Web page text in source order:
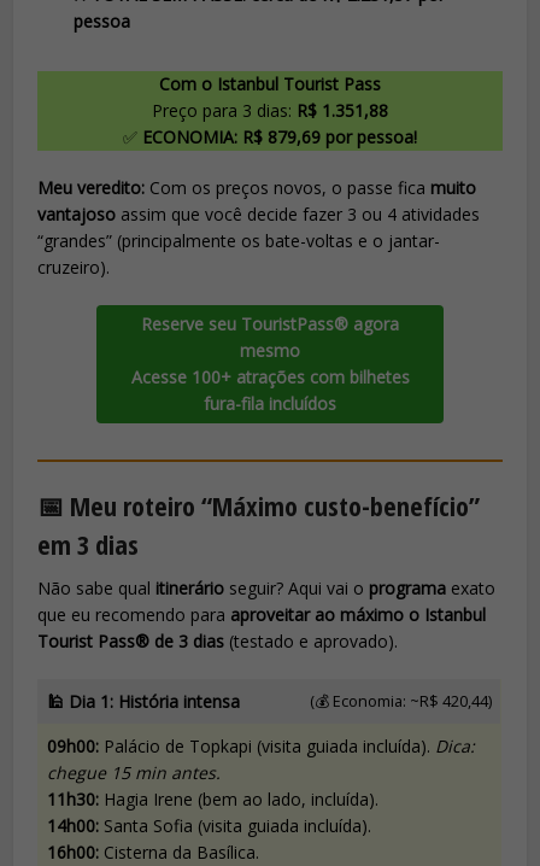
pessoa
Com o Istanbul Tourist Pass
Preço para 3 dias: R$ 1.351,88
✅ ECONOMIA: R$ 879,69 por pessoa!
Meu veredito: Com os preços novos, o passe fica muito
vantajoso assim que você decide fazer 3 ou 4 atividades
“grandes” (principalmente os bate-voltas e o jantar-
cruzeiro).
Reserve seu TouristPass® agora
mesmo
Acesse 100+ atrações com bilhetes
fura-fila incluídos
📅 Meu roteiro “Máximo custo-benefício”
em 3 dias
Não sabe qual itinerário seguir? Aqui vai o programa exato
que eu recomendo para aproveitar ao máximo o Istanbul
Tourist Pass® de 3 dias (testado e aprovado).
🕌 Dia 1: História intensa (💰 Economia: ~R$ 420,44)
09h00: Palácio de Topkapi (visita guiada incluída). Dica:
chegue 15 min antes.
11h30: Hagia Irene (bem ao lado, incluída).
14h00: Santa Sofia (visita guiada incluída).
16h00: Cisterna da Basílica.